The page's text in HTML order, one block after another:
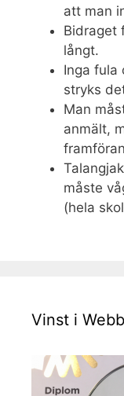
att man
Bidraget
långt.
Inga fula
stryks
Man
anmält,
måste
(hela
Vinst i